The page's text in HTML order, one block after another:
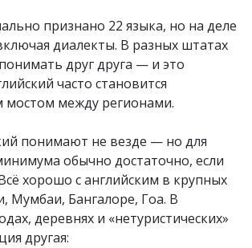
признано 22 языка, но на деле
диалекты. В разных штатах
друг друга — и это
часто становится
мостом между регионами.
понимают не везде — но для
обычно достаточно, если
хорошо с английским в крупных
Мумбаи, Бангалоре, Гоа. В
деревнях и «нетуристических»
другая: